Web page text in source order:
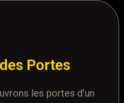
Portes
les portes d’un